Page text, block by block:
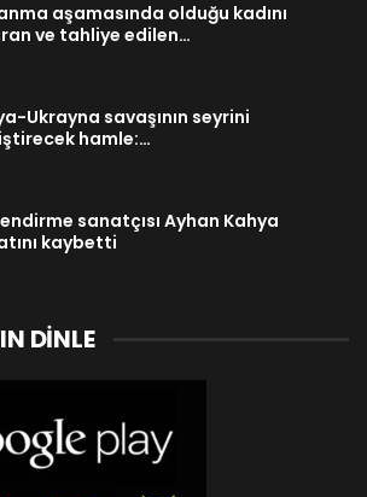
aşamasında olduğu kadını
ve tahliye edilen…
Ukrayna savaşının seyrini
hamle:…
sanatçısı Ayhan Kahya
kaybetti
DINLE